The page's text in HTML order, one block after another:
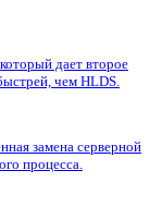
дает второе
чем HLDS.
замена серверной
процесса.